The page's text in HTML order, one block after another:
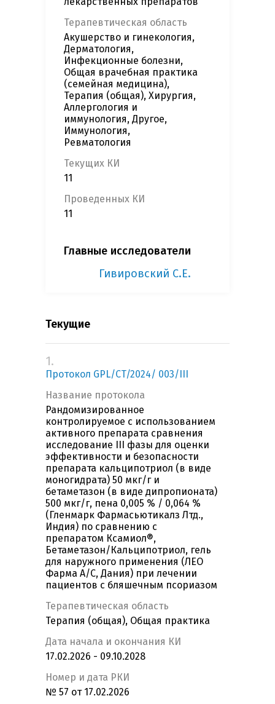
Терапевтическая область
Акушерство и гинекология,
Дерматология,
Инфекционные болезни,
Общая врачебная практика
(семейная медицина),
Терапия (общая), Хирургия,
Аллергология и
иммунология, Другое,
Иммунология,
Ревматология
Текущих КИ
11
Проведенных КИ
11
Главные исследователи
Гивировский С.Е.
Текущие
1.
Протокол GPL/CT/2024/ 003/III
Название протокола
Рандомизированное
контролируемое с использованием
активного препарата сравнения
исследование III фазы для оценки
эффективности и безопасности
препарата кальципотриол (в виде
моногидрата) 50 мкг/г и
бетаметазон (в виде дипропионата)
500 мкг/г, пена 0,005 % / 0,064 %
(Гленмарк Фармасьютикалз Лтд.,
Индия) по сравнению с
препаратом Ксамиол®,
Бетаметазон/Кальципотриол, гель
для наружного применения (ЛЕО
Фарма А/С, Дания) при лечении
пациентов с бляшечным псориазом
Терапевтическая область
Терапия (общая), Общая практика
Дата начала и окончания КИ
17.02.2026 - 09.10.2028
Номер и дата РКИ
№ 57 от 17.02.2026